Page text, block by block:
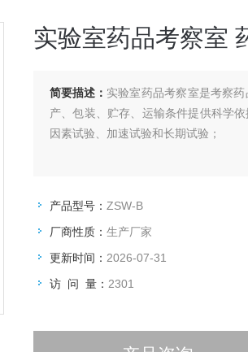
实验室药品考察室
简要描述： 实验室药品考察室是考察
产、包装、贮存、运输条件提供科学
因素试验、加速试验和长期试验；
产品型号： ZSW-B
厂商性质： 生产厂家
更新时间： 2026-07-31
访 问 量： 2301